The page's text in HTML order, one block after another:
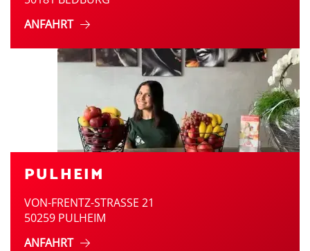
ANFAHRT
PULHEIM
VON-FRENTZ-STRASSE 21
50259 PULHEIM
ANFAHRT